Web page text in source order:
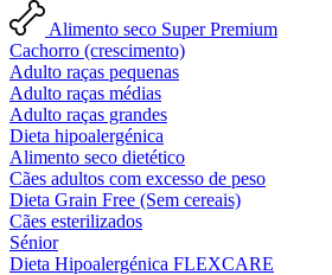
Alimento seco Super Premium
Cachorro (crescimento)
Adulto raças pequenas
Adulto raças médias
Adulto raças grandes
Dieta hipoalergénica
Alimento seco dietético
Cães adultos com excesso de peso
Dieta Grain Free (Sem cereais)
Cães esterilizados
Sénior
Dieta Hipoalergénica FLEXCARE